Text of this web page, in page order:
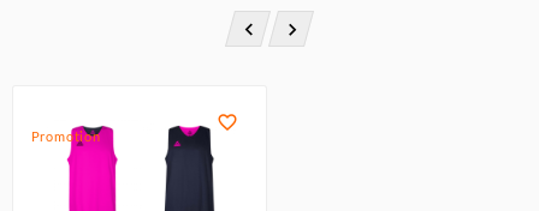
 
Promotion
